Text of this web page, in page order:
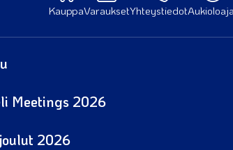
KauppaVarauksetYhteystiedot
Meetings 2026
2026
osana